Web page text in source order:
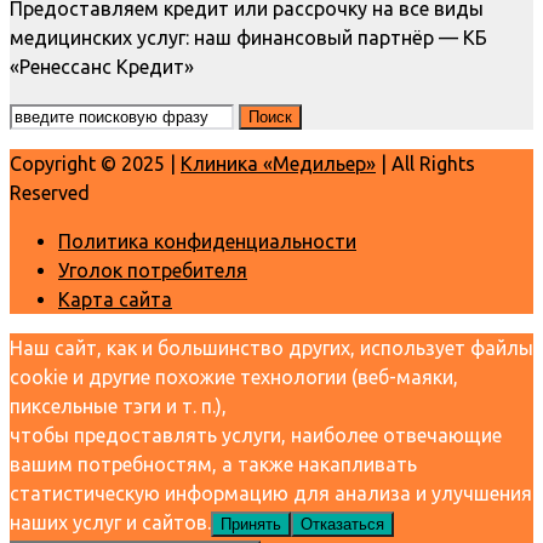
Предоставляем кредит или рассрочку на все виды
медицинских услуг: наш финансовый партнёр — КБ
«Ренессанс Кредит»
Copyright © 2025 | Клиника «Медильер» | All Rights
Reserved
Политика конфиденциальности
Уголок потребителя
Карта сайта
Наш сайт, как и большинство других, использует файлы
cookie и другие похожие технологии (веб-маяки,
пиксельные тэги и т. п.),
чтобы предоставлять услуги, наиболее отвечающие
вашим потребностям, а также накапливать
статистическую информацию для анализа и улучшения
наших услуг и сайтов.
Принять
Отказаться